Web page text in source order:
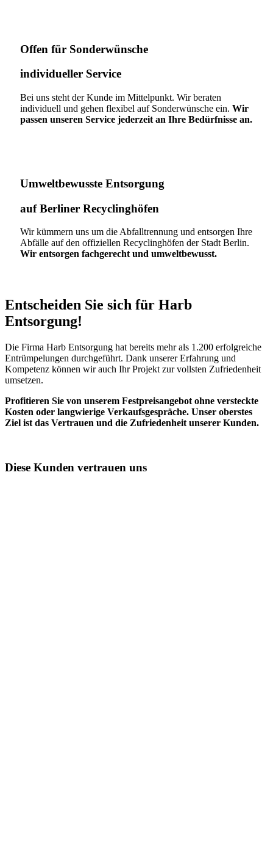
Offen für Sonderwünsche​
individueller Service
Bei uns steht der Kunde im Mittelpunkt. Wir beraten
individuell und gehen flexibel auf Sonderwünsche ein. Wir
passen unseren Service jederzeit an Ihre Bedürfnisse an.
Umweltbewusste Entsorgung
auf Berliner Recyclinghöfen​
Wir kümmern uns um die Abfalltrennung und entsorgen Ihre
Abfälle auf den offiziellen Recyclinghöfen der Stadt Berlin.
Wir entsorgen fachgerecht und umweltbewusst.
Entscheiden Sie sich für Harb
Entsorgung!​
Die Firma Harb Entsorgung hat bereits mehr als 1.200 erfolgreiche
Entrümpelungen durchgeführt. Dank unserer Erfahrung und
Kompetenz können wir auch Ihr Projekt zur vollsten Zufriedenheit
umsetzen.
Profitieren Sie von unserem Festpreisangebot ohne versteckte
Kosten oder langwierige Verkaufsgespräche. Unser oberstes
Ziel ist das Vertrauen und die Zufriedenheit unserer Kunden.
Diese Kunden vertrauen uns